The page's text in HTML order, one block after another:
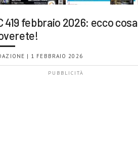
419 febbraio 2026: ecco cosa
| 1 FEBBRAIO 2026